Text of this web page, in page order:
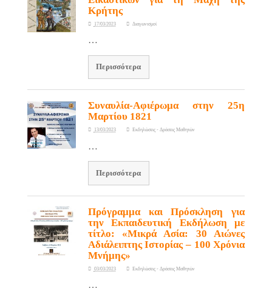
Κρήτης
17/03/2023 Διαγωνισμοί
…
Περισσότερα
Συναυλία-Αφιέρωμα στην 25η
Μαρτίου 1821
13/03/2023 Εκδηλώσεις - Δράσεις Μαθητών
…
Περισσότερα
Πρόγραμμα και Πρόσκληση για
την Εκπαιδευτική Εκδήλωση με
τίτλο: «Μικρά Ασία: 30 Αιώνες
Αδιάλειπτης Ιστορίας – 100 Χρόνια
Μνήμης»
03/03/2023 Εκδηλώσεις - Δράσεις Μαθητών
…